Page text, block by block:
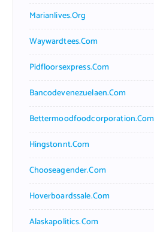
Marianlives.org
Waywardtees.com
Pidfloorsexpress.com
Bancodevenezuelaen.com
Bettermoodfoodcorporation.com
Hingstonnt.com
Chooseagender.com
Hoverboardssale.com
Alaskapolitics.com